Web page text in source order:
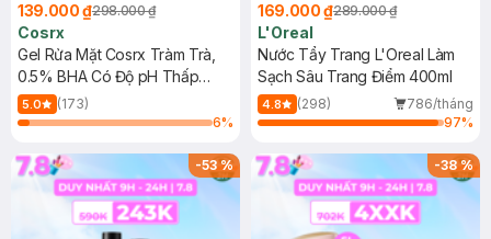
139.000 ₫298.000 ₫
Cosrx
Gel Rửa Mặt Cosrx Tràm Trà,
0.5% BHA Có Độ pH Thấp
150ml
5.0
(173)
6%
169.000 ₫289.000 ₫
L'Oreal
Nước Tẩy Trang L'Oreal Làm
Sạch Sâu Trang Điểm 400ml
4.8 (298)
786/tháng
97%
-53% -38%